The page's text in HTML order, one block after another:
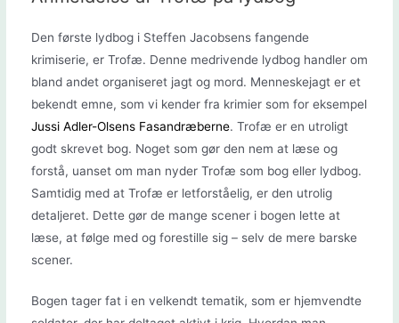
Den første lydbog i Steffen Jacobsens fangende
krimiserie, er Trofæ. Denne medrivende lydbog handler om
bland andet organiseret jagt og mord. Menneskejagt er et
bekendt emne, som vi kender fra krimier som for eksempel
Jussi Adler-Olsens Fasandræberne. Trofæ er en utroligt
godt skrevet bog. Noget som gør den nem at læse og
forstå, uanset om man nyder Trofæ som bog eller lydbog.
Samtidig med at Trofæ er letforståelig, er den utrolig
detaljeret. Dette gør de mange scener i bogen lette at
læse, at følge med og forestille sig – selv de mere barske
scener.
Bogen tager fat i en velkendt tematik, som er hjemvendte